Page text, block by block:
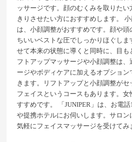
ッサージです。顔のむくみを取りた
きりさせたい方におすすめします。
は、小顔調整がおすすめです。顔や
ちいいベストな圧でしっかりほぐしま
せて本来の状態に導くと同時に、目も
フトアップマッサージや小顔調整は
ージやボディケアに加えるオプショ
きます。リフトアップと小顔調整がセ
フェイスというコースもあります。
すすめです。 「JUNIPER」は、お電
や提携ホテルにお伺いします。サロ
気軽にフェイスマッサージを受けてみ